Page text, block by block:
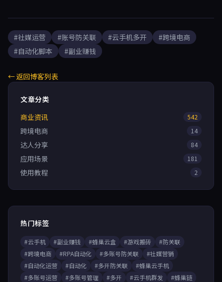
#社媒运营 #账号防关联 #云手机多开
#跨境电商
#自动化脚本
#副业赚钱
← 返回博客列表
文章分类
商业资讯
542
跨境电商 14
达人分享 84
应用场景 181
使用教程 2
热门标签
#云手机 #副业赚钱 #蜂巢云盒 #游戏搬砖
#防关联
#跨境电商
#RPA自动化 #多账号防关联
#社媒营销
#自动化运营
#自动化 #多开防关联
#蜂巢云手机
#多账号运营
#多账号管理 #多开 #云手机群发
#蜂巢链